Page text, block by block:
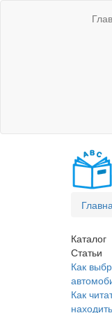
Каталог
Статьи
Как
Как